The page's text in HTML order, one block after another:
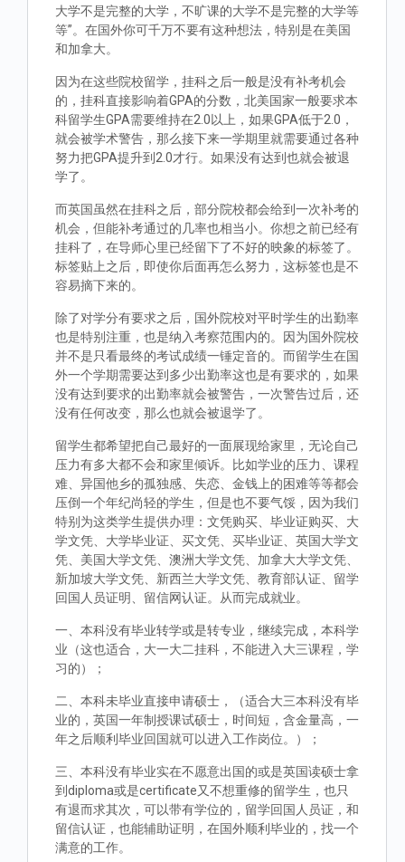
大学不是完整的大学，不旷课的大学不是完整的大学等
等”。在国外你可千万不要有这种想法，特别是在美国
和加拿大。
因为在这些院校留学，挂科之后一般是没有补考机会
的，挂科直接影响着GPA的分数，北美国家一般要求本
科留学生GPA需要维持在2.0以上，如果GPA低于2.0，
就会被学术警告，那么接下来一学期里就需要通过各种
努力把GPA提升到2.0才行。如果没有达到也就会被退
学了。
而英国虽然在挂科之后，部分院校都会给到一次补考的
机会，但能补考通过的几率也相当小。你想之前已经有
挂科了，在导师心里已经留下了不好的映象的标签了。
标签贴上之后，即使你后面再怎么努力，这标签也是不
容易摘下来的。
除了对学分有要求之后，国外院校对平时学生的出勤率
也是特别注重，也是纳入考察范围内的。因为国外院校
并不是只看最终的考试成绩一锤定音的。而留学生在国
外一个学期需要达到多少出勤率这也是有要求的，如果
没有达到要求的出勤率就会被警告，一次警告过后，还
没有任何改变，那么也就会被退学了。
留学生都希望把自己最好的一面展现给家里，无论自己
压力有多大都不会和家里倾诉。比如学业的压力、课程
难、异国他乡的孤独感、失恋、金钱上的困难等等都会
压倒一个年纪尚轻的学生，但是也不要气馁，因为我们
特别为这类学生提供办理：文凭购买、毕业证购买、大
学文凭、大学毕业证、买文凭、买毕业证、英国大学文
凭、美国大学文凭、澳洲大学文凭、加拿大大学文凭、
新加坡大学文凭、新西兰大学文凭、教育部认证、留学
回国人员证明、留信网认证。从而完成就业。
一、本科没有毕业转学或是转专业，继续完成，本科学
业（这也适合，大一大二挂科，不能进入大三课程，学
习的）；
二、本科未毕业直接申请硕士，（适合大三本科没有毕
业的，英国一年制授课试硕士，时间短，含金量高，一
年之后顺利毕业回国就可以进入工作岗位。）；
三、本科没有毕业实在不愿意出国的或是英国读硕士拿
到diploma或是certificate又不想重修的留学生，也只
有退而求其次，可以带有学位的，留学回国人员证，和
留信认证，也能辅助证明，在国外顺利毕业的，找一个
满意的工作。